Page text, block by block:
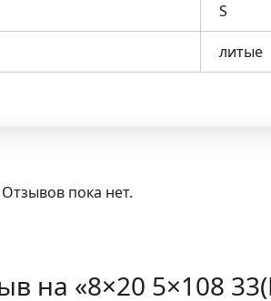
S
литые
Отзывов пока нет.
на «8×20 5×108